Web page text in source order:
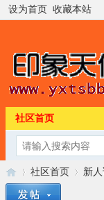
设为首页 收藏本站
社区首页
社区首页 新